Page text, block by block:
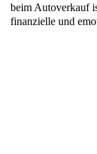
beim Autoverkauf
finanzielle und